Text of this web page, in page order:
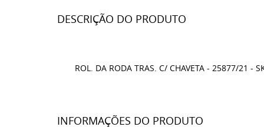
DESCRIÇÃO DO PRODUTO
ROL. DA RODA TRAS. C/ CHAVETA - 25877/21 -
INFORMAÇÕES DO PRODUTO